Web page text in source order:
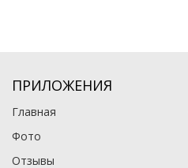
ПРИЛОЖЕНИЯ
Главная
Фото
Отзывы